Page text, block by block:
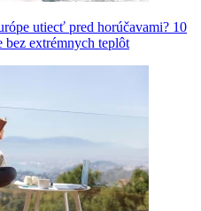
utiecť pred horúčavami? 10
bez extrémnych teplôt